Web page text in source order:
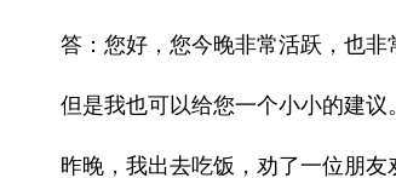
答：您好，您今晚非常活跃，也非
但是我也可以给您一个小小的建议
昨晚，我出去吃饭，劝了一位朋